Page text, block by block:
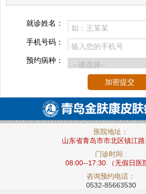
就诊姓名：
手机号码：
预约病种：
医院地址：
山东省青岛市市北区镇江
门诊时间 :
08:00--17:30 （无假日医
咨询预约电话：
0532-85663530